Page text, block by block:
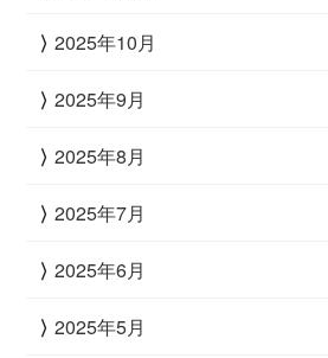
2025年10月
2025年9月
2025年8月
2025年7月
2025年6月
2025年5月